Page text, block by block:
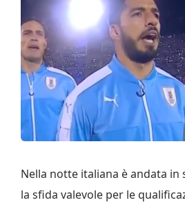
Nella notte italiana è andata in
la sfida valevole per le